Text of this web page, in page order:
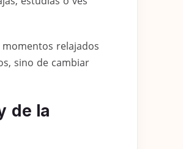
relajados
sino de cambiar
de la